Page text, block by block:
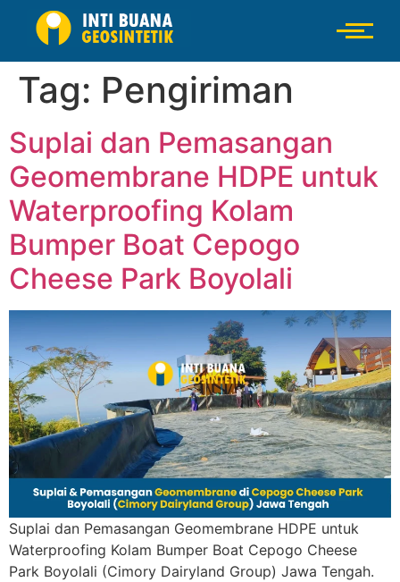
Tag: Pengiriman
Suplai dan Pemasangan
Geomembrane HDPE untuk
Waterproofing Kolam
Bumper Boat Cepogo
Cheese Park Boyolali
Suplai dan Pemasangan Geomembrane HDPE untuk
Waterproofing Kolam Bumper Boat Cepogo Cheese
Park Boyolali (Cimory Dairyland Group) Jawa Tengah.